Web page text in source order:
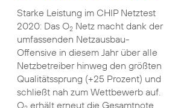
Starke Leistung im CHIP Netztest
2020: Das O2Netz macht dank der
umfassenden Netzausbau-
Offensive in diesem Jahr über alle
Netzbetreiber hinweg den größten
Qualitätssprung (+25 Prozent) und
schließt nah zum Wettbewerb auf.
O erhält erneut die Gesamtnote